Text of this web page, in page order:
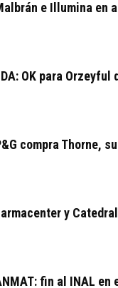
e Illumina en
OK para Orzeyful
compra Thorne,
y
fin al INAL en